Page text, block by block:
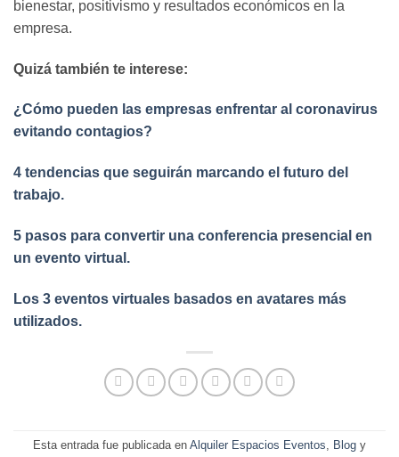
bienestar, positivismo y resultados económicos en la
empresa.
Quizá también te interese:
¿Cómo pueden las empresas enfrentar al coronavirus
evitando contagios?
4 tendencias que seguirán marcando el futuro del
trabajo.
5 pasos para convertir una conferencia presencial en
un evento virtual.
Los 3 eventos virtuales basados en avatares más
utilizados.
Esta entrada fue publicada en Alquiler Espacios Eventos, Blog y